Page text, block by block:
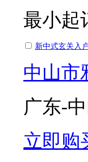
最小起
新中式玄关入
中山市
广东-
立即购